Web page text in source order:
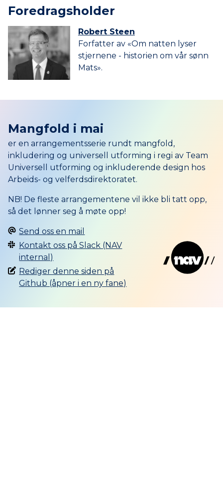
Foredrags­holder
Robert Steen
Forfatter av «Om natten lyser
stjernene - historien om vår sønn
Mats».
Mangfold i mai
er en arrangementsserie rundt mangfold,
inkludering og universell utforming i regi av Team
Universell utforming og inkluderende design hos
Arbeids- og velferdsdirektoratet.
NB! De fleste arrangementene vil ikke bli tatt opp,
så det lønner seg å møte opp!
Send oss en mail
Kontakt oss på Slack (NAV
internal)
Rediger denne siden på
Github (åpner i en ny fane)